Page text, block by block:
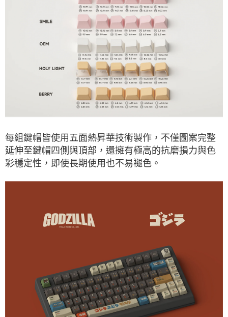
每組鍵帽皆使用五面熱昇華技術製作，不僅圖案完整
延伸至鍵帽四側與頂部，還擁有極高的抗磨損力與色
彩穩定性，即使長期使用也不易褪色。